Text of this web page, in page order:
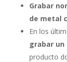
Grabar
de metal
En los
grabar un
producto